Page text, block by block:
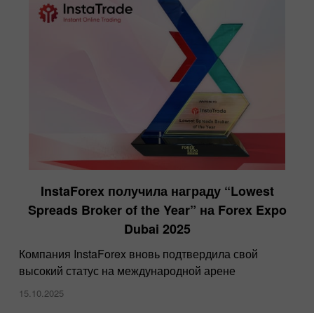
InstaForex получила награду “Lowest
Spreads Broker of the Year” на Forex Expo
Dubai 2025
Компания InstaForex вновь подтвердила свой
высокий статус на международной арене
15.10.2025